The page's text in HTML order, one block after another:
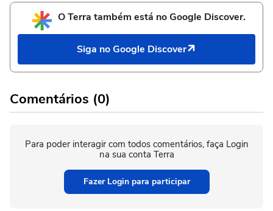
O Terra também está no Google Discover.
Siga no Google Discover
Comentários (0)
Para poder interagir com todos comentários, faça Login
na sua conta Terra
Fazer Login para participar